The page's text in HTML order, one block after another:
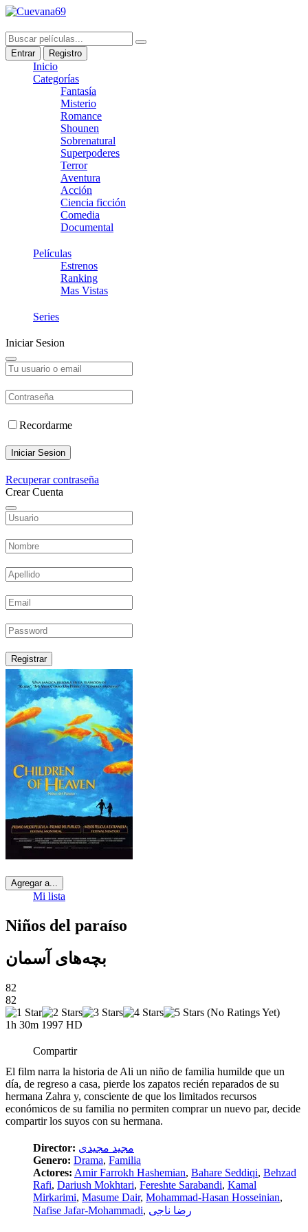
Entrar Registro
Inicio
Categorías
Fantasía
Misterio
Romance
Shounen
Sobrenatural
Superpoderes
Terror
Aventura
Acción
Ciencia ficción
Comedia
Documental
Películas
Estrenos
Ranking
Mas Vistas
Series
Iniciar Sesion
Recordarme
Iniciar Sesion
Recuperar contraseña
Crear Cuenta
Registrar
Agregar a...
Mi lista
Niños del paraíso
بچه‌های آسمان
82
82
(No Ratings Yet)
1h 30m 1997 HD
Compartir
El film narra la historia de Ali un niño de familia humilde que un
día, de regreso a casa, pierde los zapatos recién reparados de su
hermana Zahra y, consciente de que los limitados recursos
económicos de su familia no permiten comprar un nuevo par, decide
compartir los suyos con su hermana.
Director: مجید مجیدی
Genero: Drama, Familia
Actores: Amir Farrokh Hashemian, Bahare Seddiqi, Behzad
Rafi, Dariush Mokhtari, Fereshte Sarabandi, Kamal
Mirkarimi, Masume Dair, Mohammad-Hasan Hosseinian,
Nafise Jafar-Mohammadi, رضا ناجی